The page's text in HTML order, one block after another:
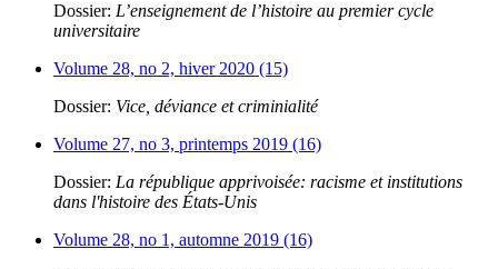
Dossier: L’enseignement de l’histoire au premier cycle
universitaire
Volume 28, no 2, hiver 2020 (15)
Dossier: Vice, déviance et criminialité
Volume 27, no 3, printemps 2019 (16)
Dossier: La république apprivoisée: racisme et institutions
dans l'histoire des États-Unis
Volume 28, no 1, automne 2019 (16)